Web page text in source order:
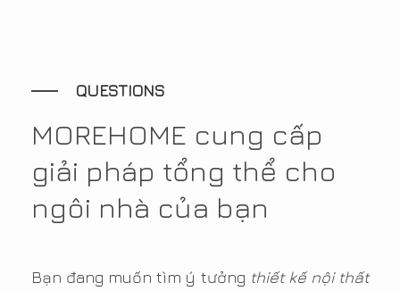
QUESTIONS
MOREHOME cung cấp
giải pháp tổng thể cho
ngôi nhà của bạn
Bạn đang muốn tìm ý tưởng thiết kế nội thất